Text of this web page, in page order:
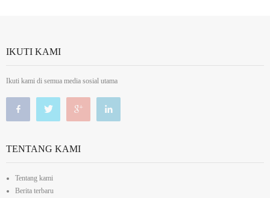
IKUTI KAMI
Ikuti kami di semua media sosial utama
TENTANG KAMI
Tentang kami
Berita terbaru